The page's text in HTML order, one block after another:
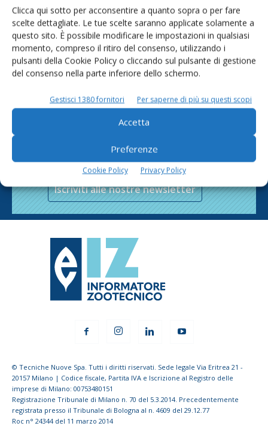
Clicca qui sotto per acconsentire a quanto sopra o per fare
scelte dettagliate. Le tue scelte saranno applicate solamente a
questo sito. È possibile modificare le impostazioni in qualsiasi
momento, compreso il ritiro del consenso, utilizzando i
pulsanti della Cookie Policy o cliccando sul pulsante di gestione
del consenso nella parte inferiore dello schermo.
Gestisci 1380 fornitori Per saperne di più su questi scopi
Accetta
Preferenze
Cookie Policy Privacy Policy
Rimani aggiornato sul mondo
dell’agricoltura
Iscriviti alle nostre newsletter
© Tecniche Nuove Spa. Tutti i diritti riservati. Sede legale Via Eritrea 21 -
20157 Milano | Codice fiscale, Partita IVA e Iscrizione al Registro delle
imprese di Milano: 00753480151
Registrazione Tribunale di Milano n. 70 del 5.3.2014. Precedentemente
registrata presso il Tribunale di Bologna al n. 4609 del 29.12.77
Roc n° 24344 del 11 marzo 2014